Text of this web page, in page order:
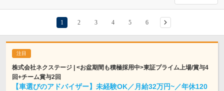
1 2 3 4 5 6
株式会社ネクステージ | <お盆期間も積極採用中>東証プライム上場/賞与4
回+チーム賞与2回
【車選びのアドバイザー】未経験OK／月給32万円~／年休120